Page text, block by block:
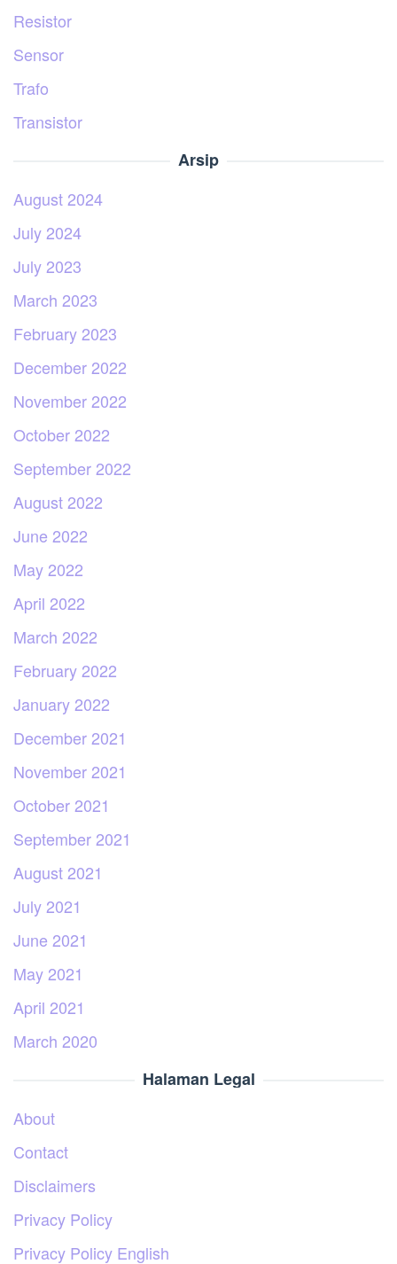
Resistor
Sensor
Trafo
Transistor
Arsip
August 2024
July 2024
July 2023
March 2023
February 2023
December 2022
November 2022
October 2022
September 2022
August 2022
June 2022
May 2022
April 2022
March 2022
February 2022
January 2022
December 2021
November 2021
October 2021
September 2021
August 2021
July 2021
June 2021
May 2021
April 2021
March 2020
Halaman Legal
About
Contact
Disclaimers
Privacy Policy
Privacy Policy English